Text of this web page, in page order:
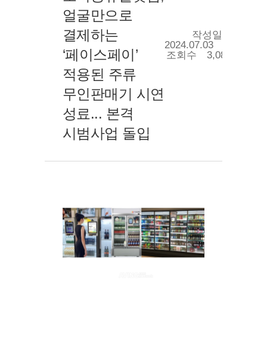
얼굴만으로
결제하는
‘페이스페이’
적용된 주류
무인판매기 시연
성료... 본격
시범사업 돌입
작성일
2024.07.03
조회수
3,086